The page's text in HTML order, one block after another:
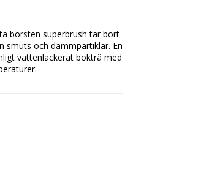
borsten superbrush tar bort
smuts och dammpartiklar. En
vattenlackerat bokträ med